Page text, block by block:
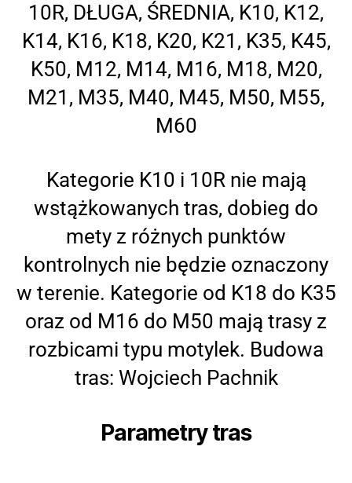
10R, DŁUGA, ŚREDNIA, K10, K12,
K14, K16, K18, K20, K21, K35, K45,
K50, M12, M14, M16, M18, M20,
M21, M35, M40, M45, M50, M55,
M60
Kategorie K10 i 10R nie mają
wstążkowanych tras, dobieg do
mety z różnych punktów
kontrolnych nie będzie oznaczony
w terenie. Kategorie od K18 do K35
oraz od M16 do M50 mają trasy z
rozbicami typu motylek. Budowa
tras: Wojciech Pachnik
Parametry tras